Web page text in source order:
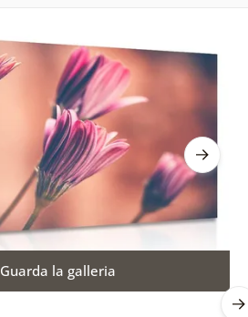
Guarda la galleria